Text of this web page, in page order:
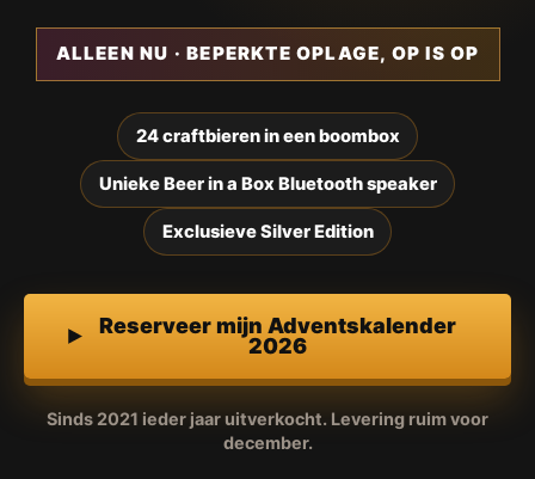
ALLEEN NU · BEPERKTE OPLAGE, OP IS OP
24 craftbieren in een boombox
Unieke Beer in a Box Bluetooth speaker
Exclusieve Silver Edition
Reserveer mijn Adventskalender
2026
Sinds 2021 ieder jaar uitverkocht. Levering ruim voor
december.